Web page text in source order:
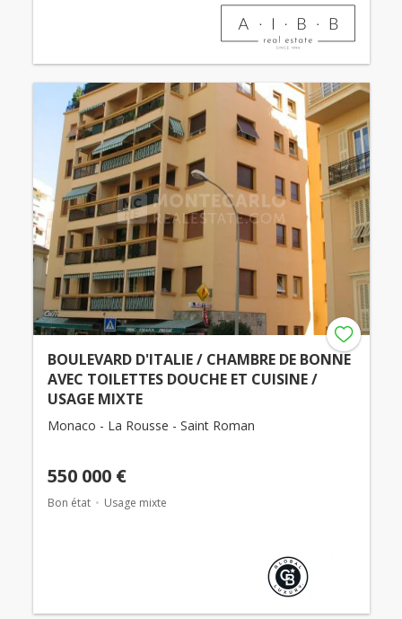
BOULEVARD D'ITALIE / CHAMBRE DE BONNE
AVEC TOILETTES DOUCHE ET CUISINE /
USAGE MIXTE
Monaco - La Rousse - Saint Roman
550 000 €
Bon état Usage mixte